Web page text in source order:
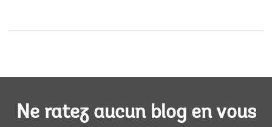
Ne ratez aucun blog en vous